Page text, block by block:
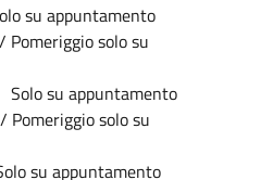
su appuntamento
solo su
su appuntamento
solo su
su appuntamento